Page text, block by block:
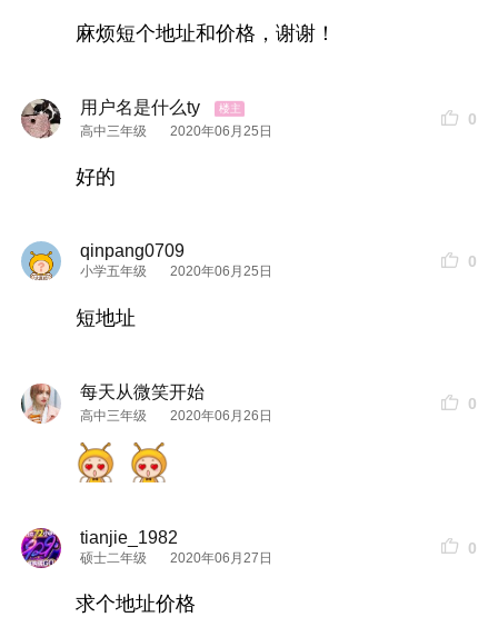
做完后去喝喜茶 为了呈现
美颜。
眉毛 的人说不会，我还是有点担心。后面再来更新
标签 眉毛造型 武汉半永久
麻烦短个地址和价格，谢谢！
用户名是什么ty
高中三年级 2020年06月25日
0
好的
qinpang0709
小学五年级 2020年06月25日
0
短地址
每天从微笑开始
高中三年级 2020年06月26日
0
tianjie_1982
硕士二年级 2020年06月27日
0
求个地址价格